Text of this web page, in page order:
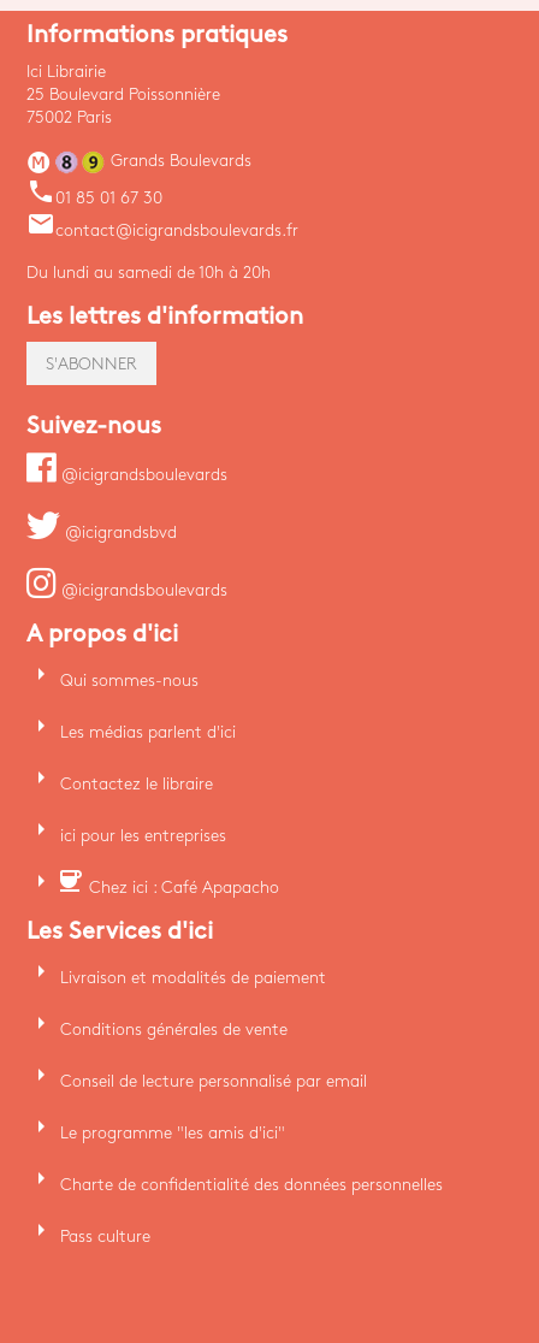
Informations pratiques
Ici Librairie
25 Boulevard Poissonnière
75002 Paris
Grands Boulevards
phone 01 85 01 67 30
emailcontact@icigrandsboulevards.fr
Du lundi au samedi de 10h à 20h
Les lettres d'information
S'ABONNER
Suivez-nous
@icigrandsboulevards
@icigrandsbvd
@icigrandsboulevards
A propos d'ici
arrow_right Qui sommes-nous
arrow_right Les médias parlent d'ici
arrow_right Contactez le libraire
arrow_right ici pour les entreprises
arrow_right coffee Chez ici : Café Apapacho
Les Services d'ici
arrow_right Livraison et modalités de paiement
arrow_right Conditions générales de vente
arrow_right Conseil de lecture personnalisé par email
arrow_right Le programme "les amis d'ici"
arrow_right Charte de confidentialité des données personnelles
arrow_right Pass culture